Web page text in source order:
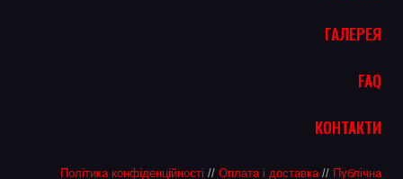
ГАЛЕРЕЯ
FAQ
КОНТАКТИ
Політика конфіденційності // Оплата і доставка// Публічна